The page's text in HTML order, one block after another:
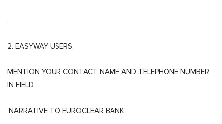
.
2. EASYWAY USERS:
MENTION YOUR CONTACT NAME AND TELEPHONE NUMBER
IN FIELD
‘NARRATIVE TO EUROCLEAR BANK’.